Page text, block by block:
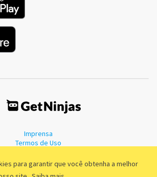
para garantir que você obtenha a melhor
Imprensa
Termos de Uso